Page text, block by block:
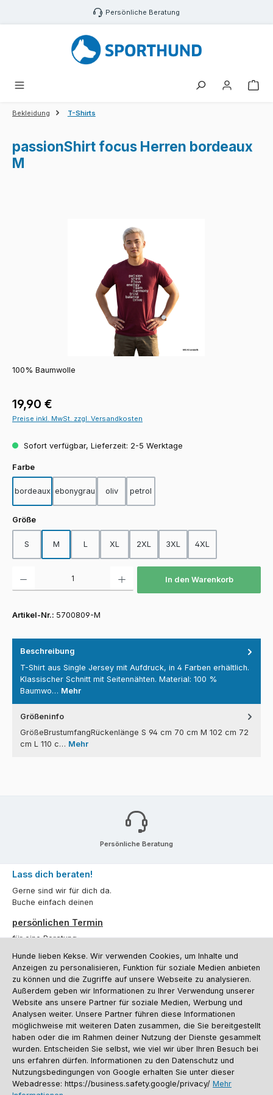
Zum Hauptinhalt springen Persönliche Beratung
Bekleidung T-Shirts
passionShirt focus Herren bordeaux
M
100% Baumwolle
Regulärer Preis:
19,90 €
Preise inkl. MwSt. zzgl. Versandkosten
Sofort verfügbar, Lieferzeit: 2-5 Werktage
Farbeauswählen
bordeaux ebonygrau oliv petrol
Größeauswählen
S M L XL 2XL 3XL 4XL
In den Warenkorb
Artikel-Nr.: 5700809-M
Beschreibung
T-Shirt aus Single Jersey mit Aufdruck, in 4 Farben erhältlich.
Klassischer Schnitt mit Seitennähten. Material: 100 %
Baumwo… Mehr
Größeninfo
GrößeBrustumfangRückenlänge S 94 cm 70 cm M 102 cm 72
cm L 110 c… Mehr
Persönliche Beratung
Lass dich beraten!
Gerne sind wir für dich da.
Buche einfach deinen
persönlichen Termin
für eine Beratung.
Oder über unserKontaktformular.
Vertrag widerrufen
Kundenservice
Informationen
Social Media und Kontakt
Hunde lieben Kekse. Wir verwenden Cookies, um Inhalte und
Anzeigen zu personalisieren, Funktion für soziale Medien anbieten
zu können und die Zugriffe auf unsere Webseite zu analysieren.
Außerdem geben wir Informationen zu Ihrer Verwendung unserer
Website ans unsere Partner für soziale Medien, Werbung und
Analysen weiter. Unsere Partner führen diese Informationen
möglichweise mit weiteren Daten zusammen, die Sie bereitgestellt
haben oder die im Rahmen deiner Nutzung der Dienste gesammelt
wurden. Entscheiden Sie selbst, wie viel wir über Ihren Besuch bei
uns erfahren dürfen. Informationen zu den Datenschutz und
Nutzungsbedingungen von Google erhalten Sie unter dieser
Webadresse: https://business.safety.google/privacy/ Mehr